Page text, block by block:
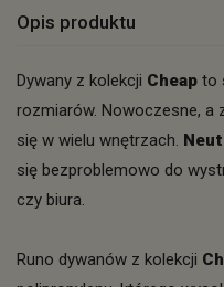
Opis produktu
Dywany z kolekcji Cheap to
rozmiarów. Nowoczesne, a
się w wielu wnętrzach.
się bezproblemowo do
czy biura.
Runo dywanów z kolekcji